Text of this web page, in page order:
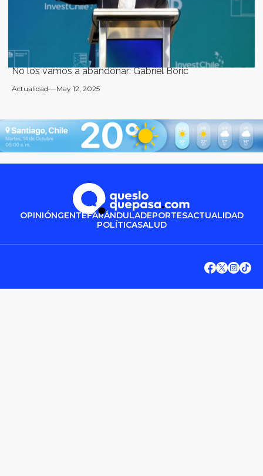
No los vamos a abandonar: Gabriel Boric
Actualidad May 12, 2025
OPINIÓNGENTEFARÁNDULADEPORTESACTUALIDAD
POLÍTICASALUD